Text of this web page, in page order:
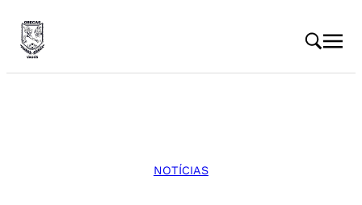
Saltar
para
NOTÍCIAS